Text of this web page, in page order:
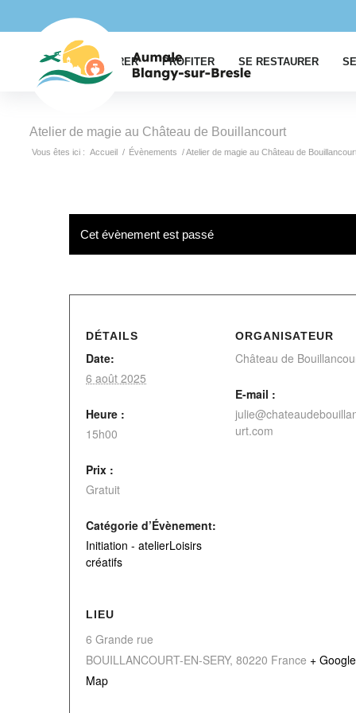
EXPLORER PROFITER SE RESTAURER
Atelier de magie au Château de Bouillancourt
Vous êtes ici : Accueil / Évènements /Atelier de magie au Château de
Cet évènement est passé
DÉTAILS
Date:
6 août 2025
Heure :
15h00
Prix :
Gratuit
Catégorie d’Évènement:
Initiation - atelierLoisirs
créatifs
ORGANISATEUR
Château de
E-mail :
urt.com
LIEU
6 Grande rue
BOUILLANCOURT-EN-SERY, 80220 France + Google
Map